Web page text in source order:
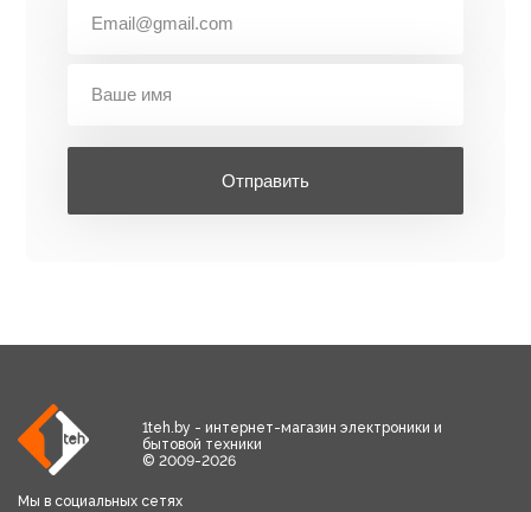
Отправить
1teh.by - интернет-магазин электроники и
бытовой техники
© 2009-2026
Мы в социальных сетях